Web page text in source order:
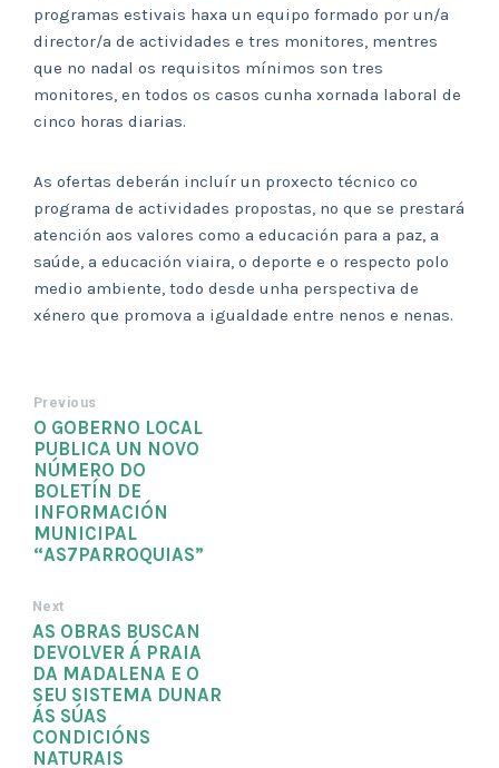
programas estivais haxa un equipo formado por un/a
director/a de actividades e tres monitores, mentres
que no nadal os requisitos mínimos son tres
monitores, en todos os casos cunha xornada laboral de
cinco horas diarias.
As ofertas deberán incluír un proxecto técnico co
programa de actividades propostas, no que se prestará
atención aos valores como a educación para a paz, a
saúde, a educación viaira, o deporte e o respecto polo
medio ambiente, todo desde unha perspectiva de
xénero que promova a igualdade entre nenos e nenas.
Previous
O GOBERNO LOCAL
PUBLICA UN NOVO
NÚMERO DO
BOLETÍN DE
INFORMACIÓN
MUNICIPAL
“AS7PARROQUIAS”
Next
AS OBRAS BUSCAN
DEVOLVER Á PRAIA
DA MADALENA E O
SEU SISTEMA DUNAR
ÁS SÚAS
CONDICIÓNS
NATURAIS